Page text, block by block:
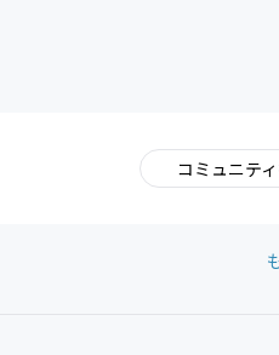
コミュニテ